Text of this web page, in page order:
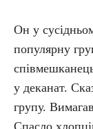
Он у
популярну
у деканат.
групу.
Спасло